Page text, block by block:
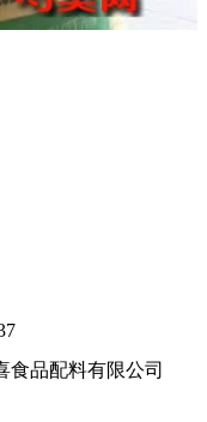
食品配料有限公司